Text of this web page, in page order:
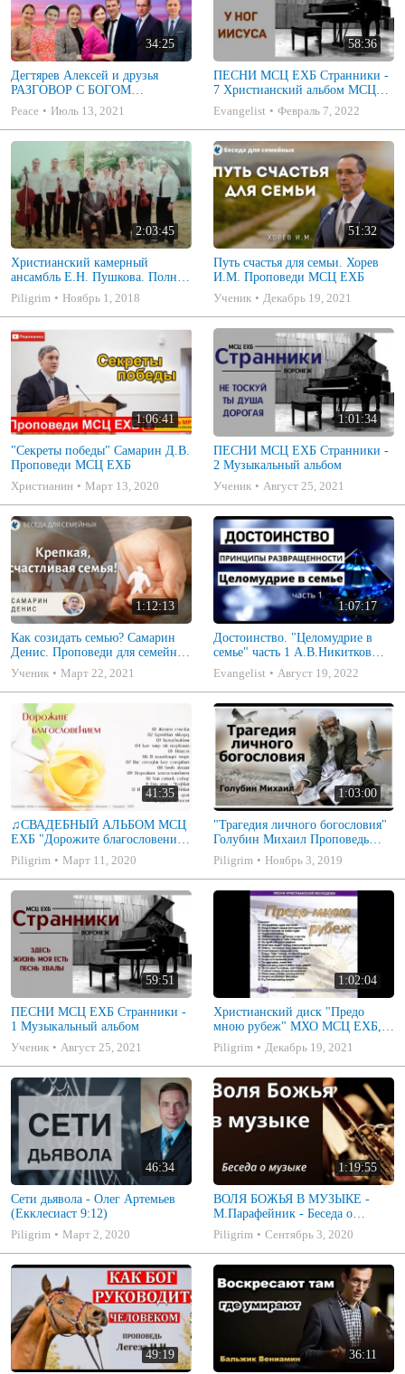
34:25
Дегтярев Алексей и друзья
РАЗГОВОР С БОГОМ
Христианские песни МСЦ ЕХБ
2021 (7я)
Peace Июль 13, 2021
58:36
ПЕСНИ МСЦ ЕХБ Странники -
7 Христианский альбом МСЦ
ЕХБ
Evangelist Февраль 7, 2022
2:03:45
Христианский камерный
ансамбль Е.Н. Пушкова. Полное
собрание
Piligrim Ноябрь 1, 2018
51:32
Путь счастья для семьи. Хорев
И.М. Проповеди МСЦ ЕХБ
Ученик
Декабрь 19, 2021
1:06:41
"Секреты победы" Самарин Д.В.
Проповеди МСЦ ЕХБ
Христианин
Март 13, 2020
1:01:34
ПЕСНИ МСЦ ЕХБ Странники -
2 Музыкальный альбом
Ученик
Август 25, 2021
1:12:13
Как созидать семью? Самарин
Денис. Проповеди для семейных
МСЦ ЕХБ
Ученик Март 22, 2021
1:07:17
Достоинство. "Целомудрие в
семье" часть 1 А.В.Никитков
Беседа для семейных МСЦ ЕХБ
Evangelist Август 19, 2022
41:35
♫СВАДЕБНЫЙ АЛЬБОМ МСЦ
ЕХБ "Дорожите благословением
- Христианские песни.
Музыкальный диск. Псалмы
Piligrim Март 11, 2020
1:03:00
"Трагедия личного богословия"
Голубин Михаил Проповедь
2019
Piligrim Ноябрь 3, 2019
59:51
ПЕСНИ МСЦ ЕХБ Странники -
1 Музыкальный альбом
Ученик
Август 25, 2021
1:02:04
Христианский диск "Предо
мною рубеж" МХО МСЦ ЕХБ,
музыкальный альбом, пение,
музыка
Piligrim Декабрь 19, 2021
46:34
Сети дьявола - Олег Артемьев
(Екклесиаст 9:12)
Piligrim
Март 2, 2020
1:19:55
ВОЛЯ БОЖЬЯ В МУЗЫКЕ -
М.Парафейник - Беседа о
музыке 2
Piligrim Сентябрь 3, 2020
49:19 36:11